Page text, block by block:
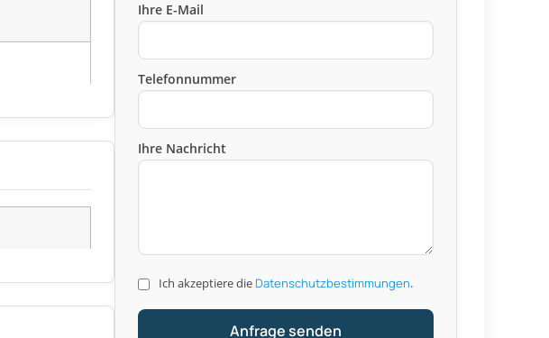
Ihre E-Mail
Telefonnummer
Ihre Nachricht
Ich akzeptiere die Datenschutzbestimmungen.
Anfrage senden